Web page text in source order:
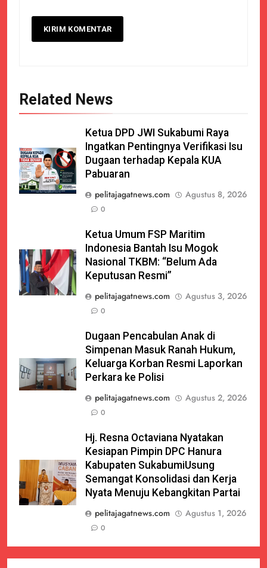
Related News
Ketua DPD JWI Sukabumi Raya
Ingatkan Pentingnya Verifikasi Isu
Dugaan terhadap Kepala KUA
Pabuaran
pelitajagatnews.com
Agustus 8, 2026
0
Ketua Umum FSP Maritim
Indonesia Bantah Isu Mogok
Nasional TKBM: “Belum Ada
Keputusan Resmi”
pelitajagatnews.com
Agustus 3, 2026
0
Dugaan Pencabulan Anak di
Simpenan Masuk Ranah Hukum,
Keluarga Korban Resmi Laporkan
Perkara ke Polisi
pelitajagatnews.com
Agustus 2, 2026
0
Hj. Resna Octaviana Nyatakan
Kesiapan Pimpin DPC Hanura
Kabupaten SukabumiUsung
Semangat Konsolidasi dan Kerja
Nyata Menuju Kebangkitan Partai
pelitajagatnews.com
Agustus 1, 2026
0